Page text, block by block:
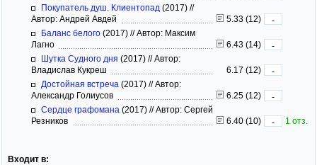
Покупатель душ. Клиентопад (2017) //
Автор: Андрей Авдей
5.33 (12)
-
Баланс белого (2017) //Автор: Максим
Лагно
6.43 (14)
-
Шутка Судного дня (2017) //Автор:
Владислав Кукреш
6.17 (12)
-
Достойная встреча (2017) //Автор:
Александр Голиусов
6.25 (12)
-
Сердце графомана (2017) //Автор: Сергей
Резников
6.40 (10) - 1 отз.
Входит в: